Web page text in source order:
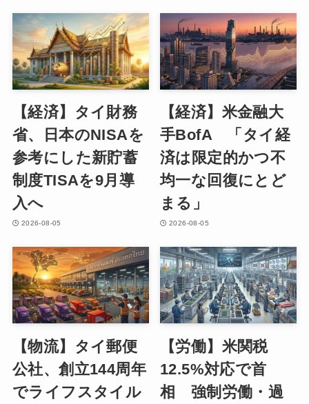
【経済】タイ財務
省、日本のNISAを
参考にした新貯蓄
制度TISAを9月導
入へ
2026-08-05
【経済】米金融大
手BofA 「タイ経
済は限定的かつ不
均一な回復にとど
まる」
2026-08-05
【物流】タイ郵便
公社、創立144周年
でライフスタイル
【労働】米関税
12.5%対応で首
相 強制労働・過